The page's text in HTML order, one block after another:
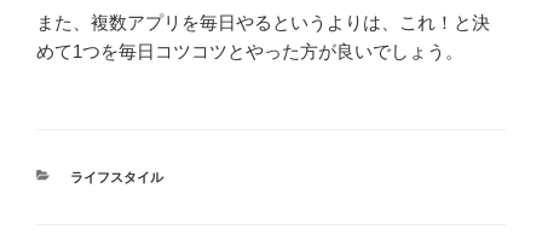
また、複数アプリを毎日やるというよりは、これ！と決
めて1つを毎日コツコツとやった方が良いでしょう。
ライフスタイル